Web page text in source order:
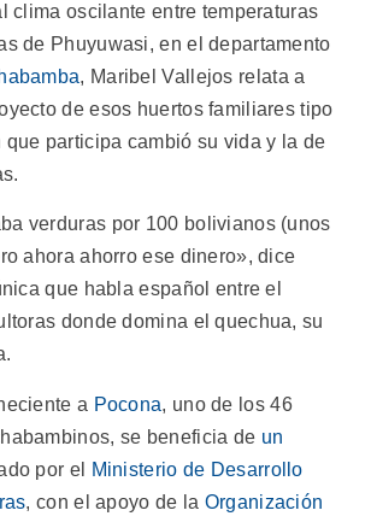
clima oscilante entre temperaturas
de Phuyuwasi, en el departamento
, Maribel Vallejos relata a
de esos huertos familiares tipo
que participa cambió su vida y la de
verduras por 100 bolivianos (unos
ahora ahorro ese dinero», dice
que habla español entre el
donde domina el quechua, su
a Pocona, uno de los 46
se beneficia de un
por el
Ministerio de Desarrollo
, con el apoyo de la Organización